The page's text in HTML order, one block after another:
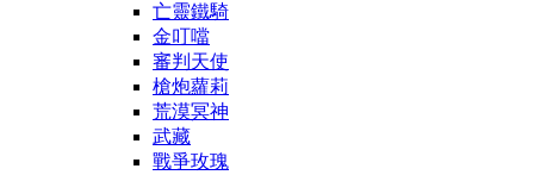
亡靈鐵騎
金叮噹
審判天使
槍炮蘿莉
荒漠冥神
武藏
戰爭玫瑰